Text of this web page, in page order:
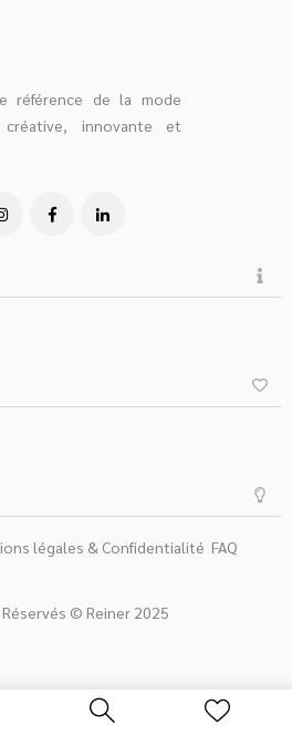
référence de la mode
innovante et
légales & Confidentialité FAQ
© Reiner 2025